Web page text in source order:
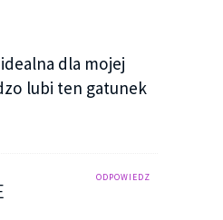
dla mojej
lubi ten gatunek
ODPOWIEDZ